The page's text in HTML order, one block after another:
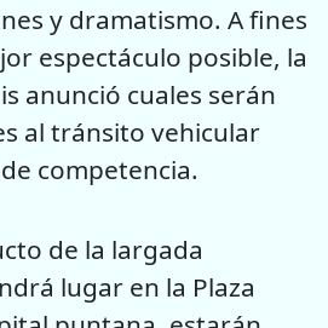
y dramatismo. A fines
espectáculo posible, la
anunció cuales serán
al tránsito vehicular
competencia.
de la largada
lugar en la Plaza